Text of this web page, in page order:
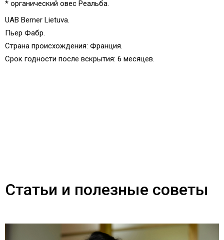
* органический овес Реальба.
UAB Berner Lietuva.
Пьер Фабр.
Страна происхождения: Франция.
Срок годности после вскрытия: 6 месяцев
Статьи и полезные советы